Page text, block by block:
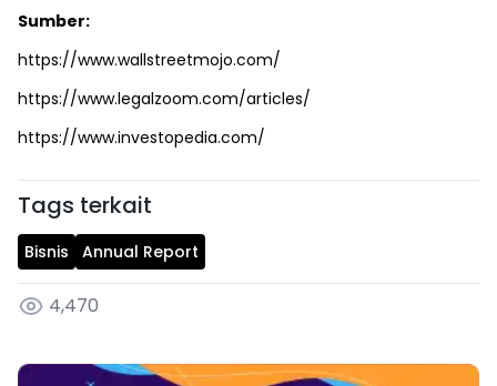
Sumber:
https://www.wallstreetmojo.com/
https://www.legalzoom.com/articles/
https://www.investopedia.com/
Tags terkait
Bisnis Annual Report
4,470